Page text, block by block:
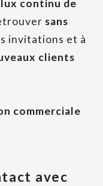
continu de
sans
invitations et à
clients
commerciale
avec